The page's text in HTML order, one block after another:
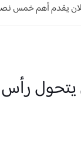
يقدم أهم خمس
يتحول